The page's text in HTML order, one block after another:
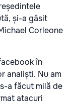
și-a găsit
Corleone
în
analiști. Nu am
a făcut milă de
atacuri